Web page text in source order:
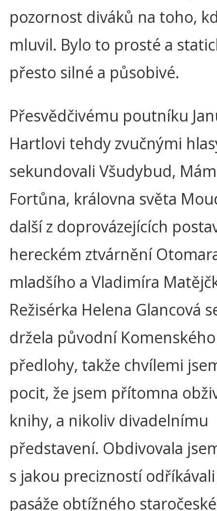
pozornost diváků na toho,
mluvil. Bylo to prosté a
přesto silné a působivé.
Přesvědčivému poutníku
Hartlovi tehdy zvučnými
sekundovali Všudybud,
Fortůna, královna světa
další z doprovázejících
hereckém ztvárnění
mladšího a Vladimíra
Režisérka Helena Glancová
držela původní Komenského
předlohy, takže chvílemi
pocit, že jsem přítomna
knihy, a nikoliv divadelnímu
představení. Obdivovala
s jakou precizností
pasáže obtížného